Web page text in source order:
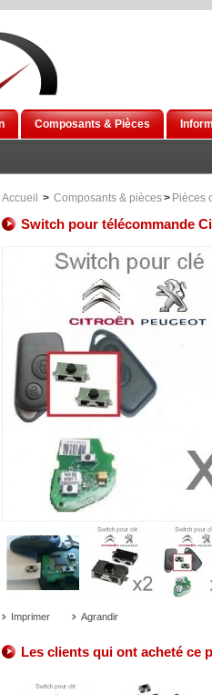
Composants & Pièces
Accueil > Composants & pièces> Pièces
Switch pour télécommande
Imprimer Agrandir
Les clients qui ont acheté ce